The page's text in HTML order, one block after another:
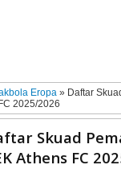
Eropa» Daftar
2025/2026
Skuad
Athens FC